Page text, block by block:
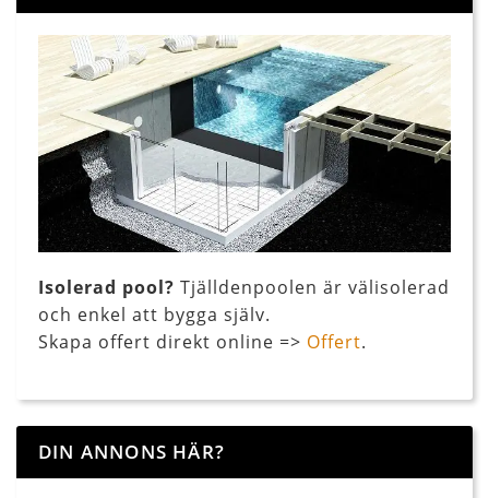
Isolerad pool? Tjälldenpoolen är välisolerad
och enkel att bygga själv.
Skapa offert direkt online => Offert.
DIN ANNONS HÄR?